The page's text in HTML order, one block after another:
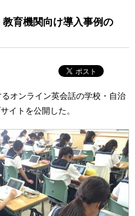
育機関向け導入事例の
オンライン英会話の学校・自治
イトを公開した。